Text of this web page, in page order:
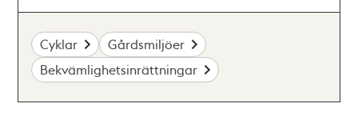
Cyklar
Gårdsmiljöer
Bekvämlighetsinrättningar